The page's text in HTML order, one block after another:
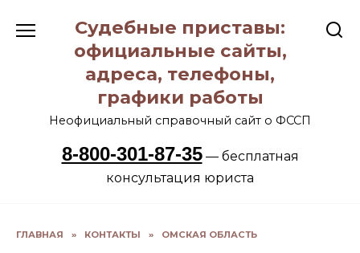
содержанию
Судебные приставы:
официальные сайты,
адреса, телефоны,
графики работы
Неофициальный справочный сайт о ФССП
8-800-301-87-35— бесплатная
консультация юриста
ГЛАВНАЯ » КОНТАКТЫ » ОМСКАЯ ОБЛАСТЬ